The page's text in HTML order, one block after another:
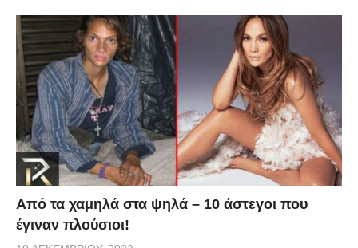
Από τα χαμηλά στα ψηλά – 10 άστεγοι που
έγιναν πλούσιοι!